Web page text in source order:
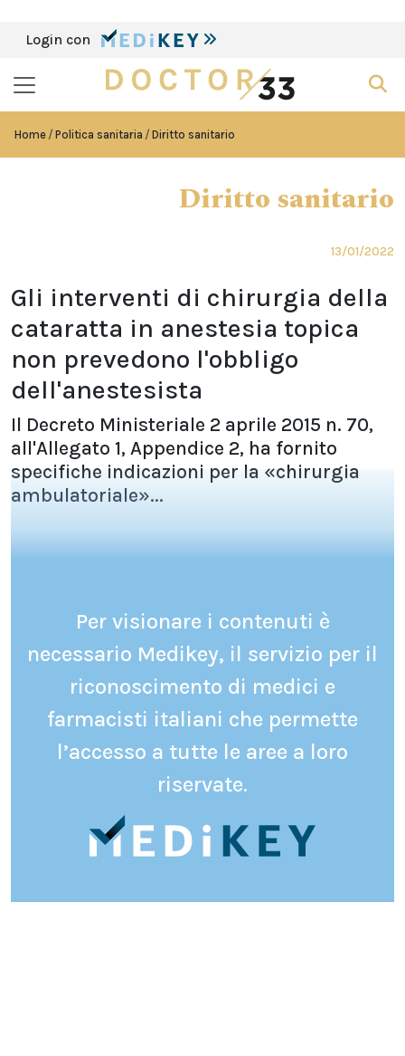
Login con
Home Politica sanitaria Diritto sanitario
Diritto sanitario
13/01/2022
Gli interventi di chirurgia della
cataratta in anestesia topica
non prevedono l'obbligo
dell'anestesista
Il Decreto Ministeriale 2 aprile 2015 n. 70,
all'Allegato 1, Appendice 2, ha fornito
specifiche indicazioni per la «chirurgia
ambulatoriale»...
Per visionare i contenuti è
necessario Medikey, il servizio per il
riconoscimento di medici e
farmacisti italiani che permette
l’accesso a tutte le aree a loro
riservate.